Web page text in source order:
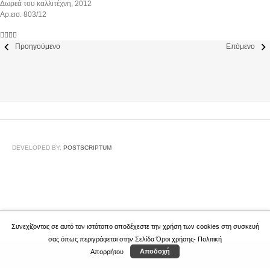
Δωρεά του καλλιτέχνη, 2012
Αρ.εισ. 803/12
Προηγούμενο Επόμενο
DEVELOPED BY: POSTSCRIPTUM
Συνεχίζοντας σε αυτό τον ιστότοπο αποδέχεστε την χρήση των cookies στη συσκευή
σας όπως περιγράφεται στην ΣελίδαΌροι χρήσης- Πολιτική
Απορρήτου
Αποδοχή